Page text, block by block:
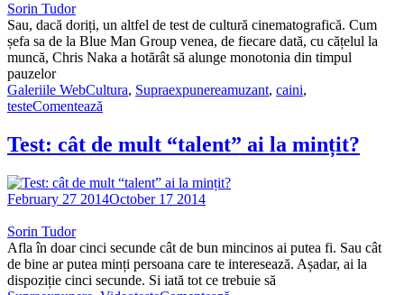
Sorin Tudor
Sau, dacă doriți, un altfel de test de cultură cinematografică. Cum
șefa sa de la Blue Man Group venea, de fiecare dată, cu cățelul la
muncă, Chris Naka a hotărât să alunge monotonia din timpul
pauzelor
Galeriile WebCultura, Supraexpunereamuzant, caini,
testeComentează
Test: cât de mult “talent” ai la mințit?
February 27 2014October 17 2014
Sorin Tudor
Afla în doar cinci secunde cât de bun mincinos ai putea fi. Sau cât
de bine ar putea minți persoana care te interesează. Așadar, ai la
dispoziție cinci secunde. Si iată tot ce trebuie să